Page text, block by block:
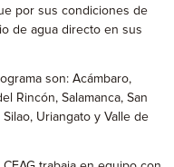
por sus condiciones de
de agua directo en sus
son: Acámbaro,
Rincón, Salamanca, San
Uriangato y Valle de